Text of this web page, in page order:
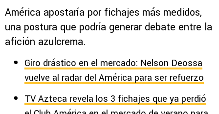
América apostaría por fichajes más medidos,
una postura que podría generar debate entre la
afición azulcrema.
Giro drástico en el mercado: Nelson Deossa
vuelve al radar del América para ser refuerzo
TV Azteca revela los 3 fichajes que ya perdió